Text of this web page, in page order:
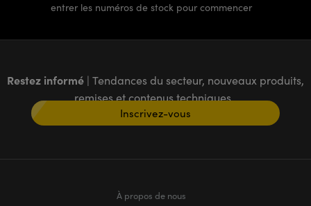
entrer les numéros de stock pour commencer
Restez informé | Tendances du secteur, nouveaux produits,
remises et contenus techniques
Inscrivez-vous
À propos de nous